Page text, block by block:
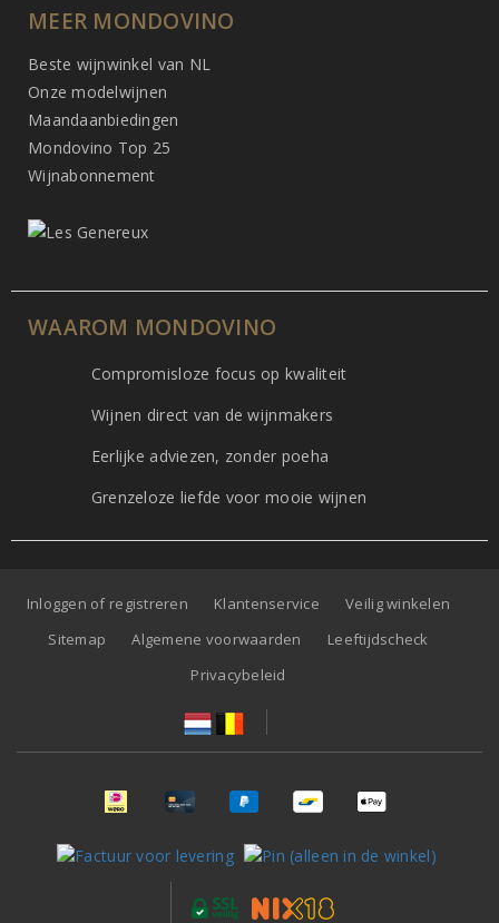
MEER MONDOVINO
Beste wijnwinkel van NL
Onze modelwijnen
Maandaanbiedingen
Mondovino Top 25
Wijnabonnement
WAAROM MONDOVINO
Compromisloze focus op kwaliteit
Wijnen direct van de wijnmakers
Eerlijke adviezen, zonder poeha
Grenzeloze liefde voor mooie wijnen
Inloggen of registreren Klantenservice
Veilig winkelen
Sitemap
Algemene voorwaarden
Leeftijdscheck
Privacybeleid